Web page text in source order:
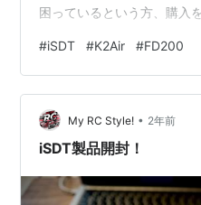
困っているという方、購入
ニアック目線でのこれらの
いますので、まだ持ってい
も是非ご覧ください。
方、以下取説を和訳した日
用ください iSDT K2 スマー
#iSDT #K2Air #FD200
My RC Style! • 2年前
iSDT製品開封！